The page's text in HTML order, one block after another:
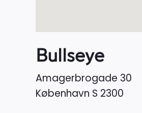
Bullseye
Amagerbrogade 30
København S 2300